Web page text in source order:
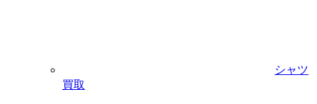
シャツ
買取